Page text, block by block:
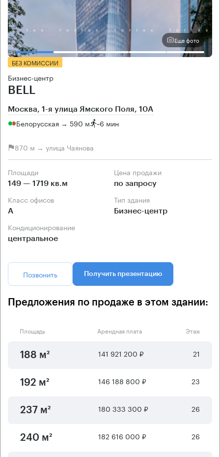
Еще фото
БЕЗ КОМИССИИ
Бизнес-центр
BELL
Москва, 1-я улица Ямского Поля, 10А
Белорусская → 590 м ~6 мин
870 м → улица Чаянова
Площади
149 — 1719 кв.м
Цена продажи
по запросу
Класс офисов
А
Тип здания
Бизнес-центр
Кондиционирование
центральное
Позвонить Получить презентацию
Предложения по продаже в этом здании:
Площадь Арендная плата Этаж
188 м² 141 921 200 ₽ 21
192 м² 146 188 800 ₽ 23
237 м² 180 333 300 ₽ 26
240 м² 182 616 000 ₽ 26